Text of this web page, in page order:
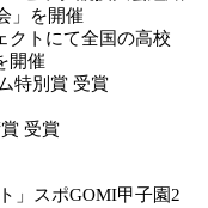
」を開催
クトにて全国の高校
開催
特別賞 受賞
受賞
」スポGOMI甲子園2